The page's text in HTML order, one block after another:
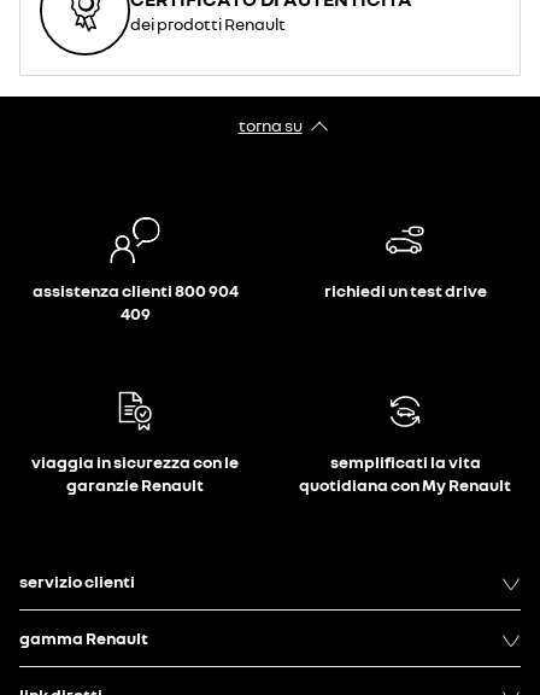
dei prodotti Renault
torna su
assistenza clienti 800 904
409
richiedi un test drive
viaggia in sicurezza con le
garanzie Renault
semplificati la vita
quotidiana con My Renault
servizio clienti
gamma Renault